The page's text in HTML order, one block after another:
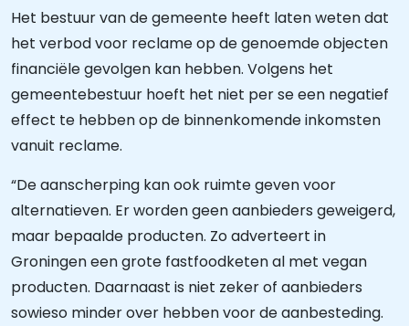
Het bestuur van de gemeente heeft laten weten dat
het verbod voor reclame op de genoemde objecten
financiële gevolgen kan hebben. Volgens het
gemeentebestuur hoeft het niet per se een negatief
effect te hebben op de binnenkomende inkomsten
vanuit reclame.
“De aanscherping kan ook ruimte geven voor
alternatieven. Er worden geen aanbieders geweigerd,
maar bepaalde producten. Zo adverteert in
Groningen een grote fastfoodketen al met vegan
producten. Daarnaast is niet zeker of aanbieders
sowieso minder over hebben voor de aanbesteding.